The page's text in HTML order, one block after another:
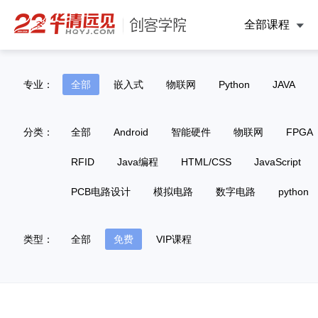
全部课程
专业： 全部 嵌入式 物联网 Python JAVA
分类： 全部 Android 智能硬件 物联网 FPGA
RFID Java编程 HTML/CSS JavaScript
PCB电路设计 模拟电路 数字电路 python
类型： 全部 免费 VIP课程